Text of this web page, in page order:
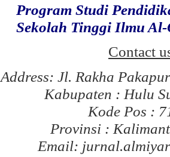
Program Studi
Sekolah Tinggi Ilmu
Contact
Address: Jl. Rakha
Kabupaten : Hulu
Kode Pos :
Provinsi :
Email: